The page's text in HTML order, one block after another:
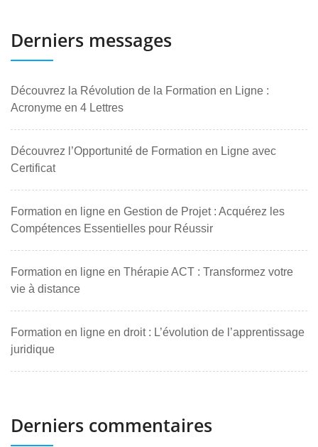
Derniers messages
Découvrez la Révolution de la Formation en Ligne :
Acronyme en 4 Lettres
Découvrez l’Opportunité de Formation en Ligne avec
Certificat
Formation en ligne en Gestion de Projet : Acquérez les
Compétences Essentielles pour Réussir
Formation en ligne en Thérapie ACT : Transformez votre
vie à distance
Formation en ligne en droit : L’évolution de l’apprentissage
juridique
Derniers commentaires